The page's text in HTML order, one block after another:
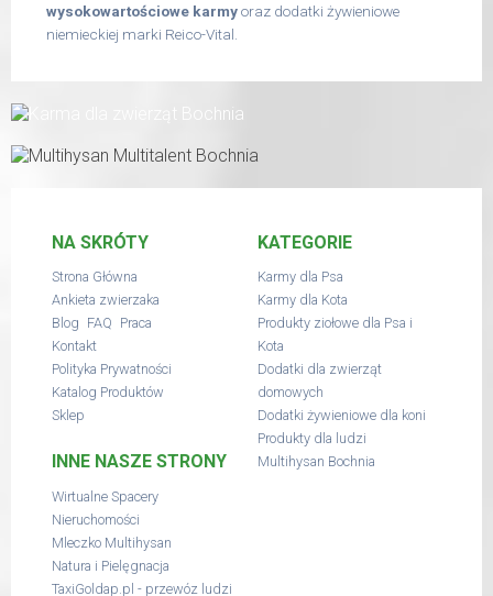
wysokowartościowe karmyoraz dodatki żywieniowe
niemieckiej marki Reico-Vital.
NA SKRÓTY
Strona Główna
Ankieta zwierzaka
Blog FAQ Praca
Kontakt
Polityka Prywatności
Katalog Produktów
Sklep
INNE NASZE STRONY
Wirtualne Spacery
Nieruchomości
Mleczko Multihysan
Natura i Pielęgnacja
TaxiGoldap.pl - przewóz ludzi
KATEGORIE
Karmy dla Psa
Karmy dla Kota
Produkty ziołowe dla Psa i
Kota
Dodatki dla zwierząt
domowych
Dodatki żywieniowe dla koni
Produkty dla ludzi
Multihysan Bochnia